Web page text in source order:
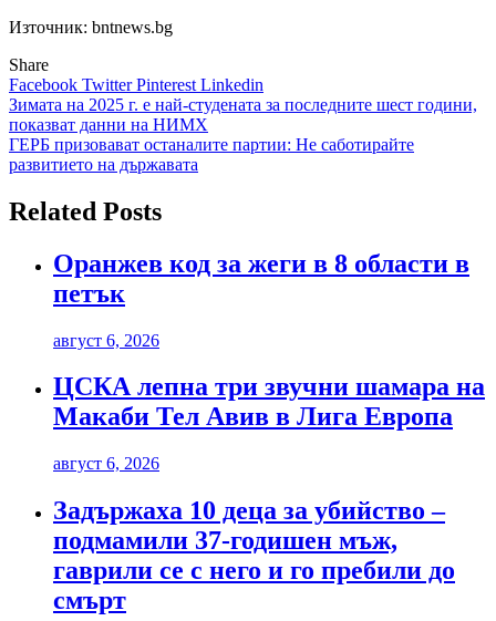
Източник: bntnews.bg
Share
Facebook TwitterPinterest Linkedin
Навигация
Зимата на 2025 г. е най-студената за последните шест години,
показват данни на НИМХ
ГЕРБ призовават останалите партии: Не саботирайте
развитието на държавата
Related Posts
Оранжев код за жеги в 8 области в
петък
август 6, 2026
ЦСКА лепна три звучни шамара на
Макаби Тел Авив в Лига Европа
август 6, 2026
Задържаха 10 деца за убийство –
подмамили 37-годишен мъж,
гаврили се с него и го пребили до
смърт